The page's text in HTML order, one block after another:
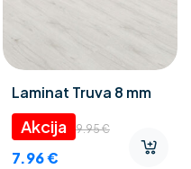
Laminat Truva 8 mm
9.95€
7.96€